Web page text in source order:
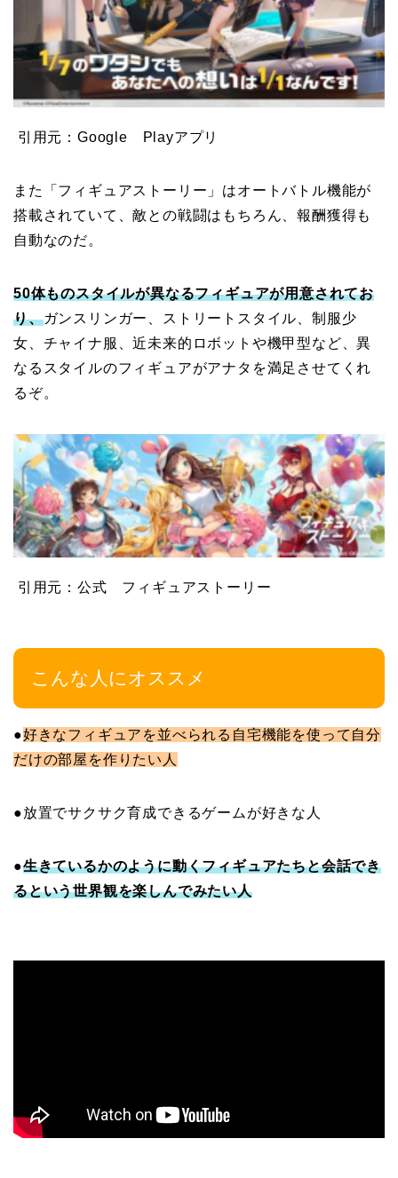
引用元：Google Playアプリ
また「フィギュアストーリー」はオートバトル機能が
搭載されていて、敵との戦闘はもちろん、報酬獲得も
自動なのだ。
50体ものスタイルが異なるフィギュアが用意されてお
り、ガンスリンガー、ストリートスタイル、制服少
女、チャイナ服、近未来的ロボットや機甲型など、異
なるスタイルのフィギュアがアナタを満足させてくれ
るぞ。
引用元：公式 フィギュアストーリー
こんな人にオススメ
●好きなフィギュアを並べられる自宅機能を使って自分
だけの部屋を作りたい人
●放置でサクサク育成できるゲームが好きな人
●生きているかのように動くフィギュアたちと会話でき
るという世界観を楽しんでみたい人